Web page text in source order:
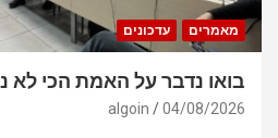
מאמרים עדכונים
בואו נדבר על האמת הכי
04/08/2026
algoin